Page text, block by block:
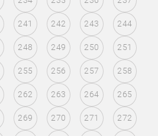
241 242 243 244
248 249 250 251
255 256 257 258
262 263 264 265
269 270 271 272